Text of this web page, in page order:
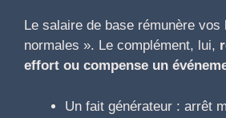
Le salaire de base rémunère vos
normales ». Le complément, lui,
effort ou compense un
Un fait générateur : arrêt